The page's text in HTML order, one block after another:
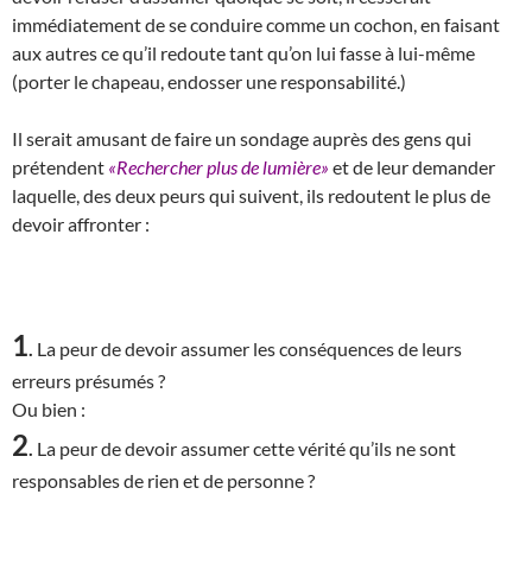
immédiatement de se conduire comme un cochon, en faisant
aux autres ce qu’il redoute tant qu’on lui fasse à lui-même
(porter le chapeau, endosser une responsabilité.)
Il serait amusant de faire un sondage auprès des gens qui
prétendent «Rechercher plus de lumière» et de leur demander
laquelle, des deux peurs qui suivent, ils redoutent le plus de
devoir affronter :
1 La peur de devoir assumer les conséquences de leurs
erreurs présumés ?
Ou bien :
2 La peur de devoir assumer cette vérité qu’ils ne sont
responsables de rien et de personne ?